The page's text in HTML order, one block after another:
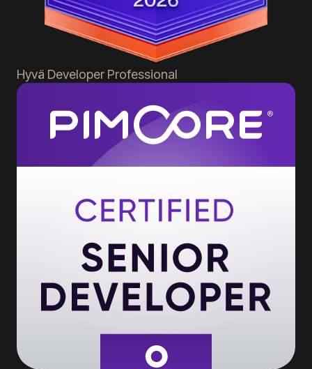
Hyvä Developer Professional